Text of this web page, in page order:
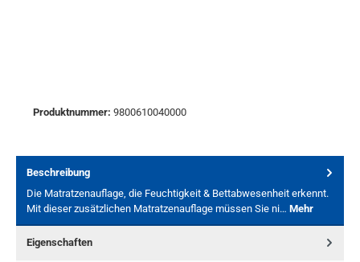
Produktnummer: 9800610040000
Beschreibung
Die Matratzenauflage, die Feuchtigkeit & Bettabwesenheit erkennt.
Mit dieser zusätzlichen Matratzenauflage müssen Sie ni… Mehr
Eigenschaften